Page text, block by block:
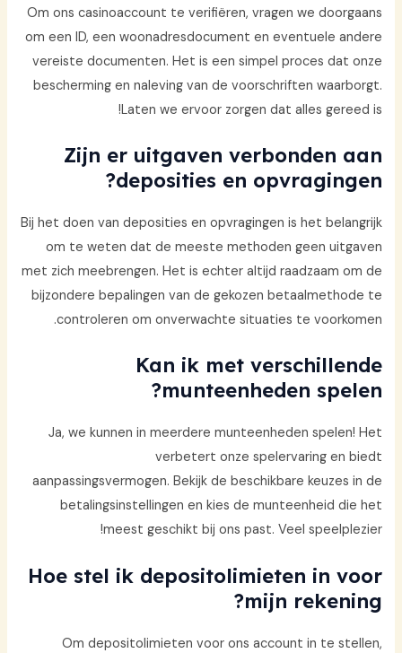
Om ons casinoaccount te verifiëren, vragen we doorgaans
om een ID, een woonadresdocument en eventuele andere
vereiste documenten. Het is een simpel proces dat onze
bescherming en naleving van de voorschriften waarborgt.
Laten we ervoor zorgen dat alles gereed is!
Zijn er uitgaven verbonden aan
deposities en opvragingen?
Bij het doen van deposities en opvragingen is het belangrijk
om te weten dat de meeste methoden geen uitgaven
met zich meebrengen. Het is echter altijd raadzaam om de
bijzondere bepalingen van de gekozen betaalmethode te
controleren om onverwachte situaties te voorkomen.
Kan ik met verschillende
munteenheden spelen?
Ja, we kunnen in meerdere munteenheden spelen! Het
verbetert onze spelervaring en biedt
aanpassingsvermogen. Bekijk de beschikbare keuzes in de
betalingsinstellingen en kies de munteenheid die het
meest geschikt bij ons past. Veel speelplezier!
Hoe stel ik depositolimieten in voor
mijn rekening?
Om depositolimieten voor ons account in te stellen,